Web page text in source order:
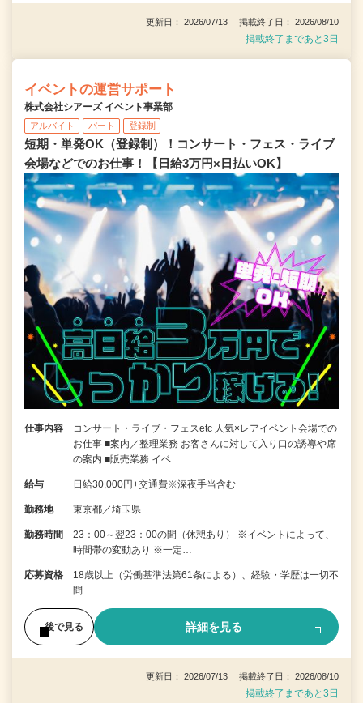
更新日： 2026/07/13 掲載終了日： 2026/08/10
掲載終了まであと3日
イベントの運営サポート
株式会社シアーズ イベント事業部
アルバイト パート 登録制
短期・単発OK（登録制）！コンサート・フェス・ライブ
会場などでのお仕事！【日給3万円×日払いOK】
仕事内容
コンサート・ライブ・フェスetc 人気×レアイベント会場での
お仕事 ■案内／整理業務 お客さんに対して入り口の誘導や席
の案内 ■販売業務 イベ…
給与 日給30,000円+交通費※深夜手当含む
勤務地 東京都／埼玉県
勤務時間
23：00～翌23：00の間（休憩あり） ※イベントによって、
時間帯の変動あり ※一定…
応募資格
18歳以上（労働基準法第61条による）、経験・学歴は一切不
問
後で見る 詳細を見る
更新日： 2026/07/13 掲載終了日： 2026/08/10
掲載終了まであと3日